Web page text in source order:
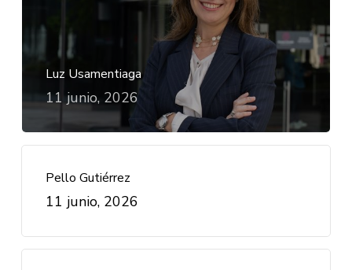
Luz Usamentiaga
11 junio, 2026
Pello Gutiérrez
11 junio, 2026